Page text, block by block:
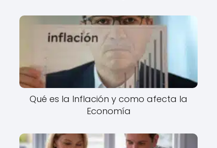
Qué es la Inflación y como afecta la
Economía